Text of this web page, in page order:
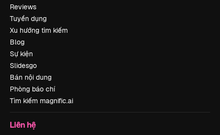
Reviews
Tuyển dụng
Xu hướng tìm kiếm
Blog
Sự kiện
Slidesgo
Bán nội dung
Phòng báo chí
Tìm kiếm magnific.ai
Liên hệ